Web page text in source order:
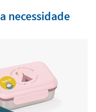
necessidade